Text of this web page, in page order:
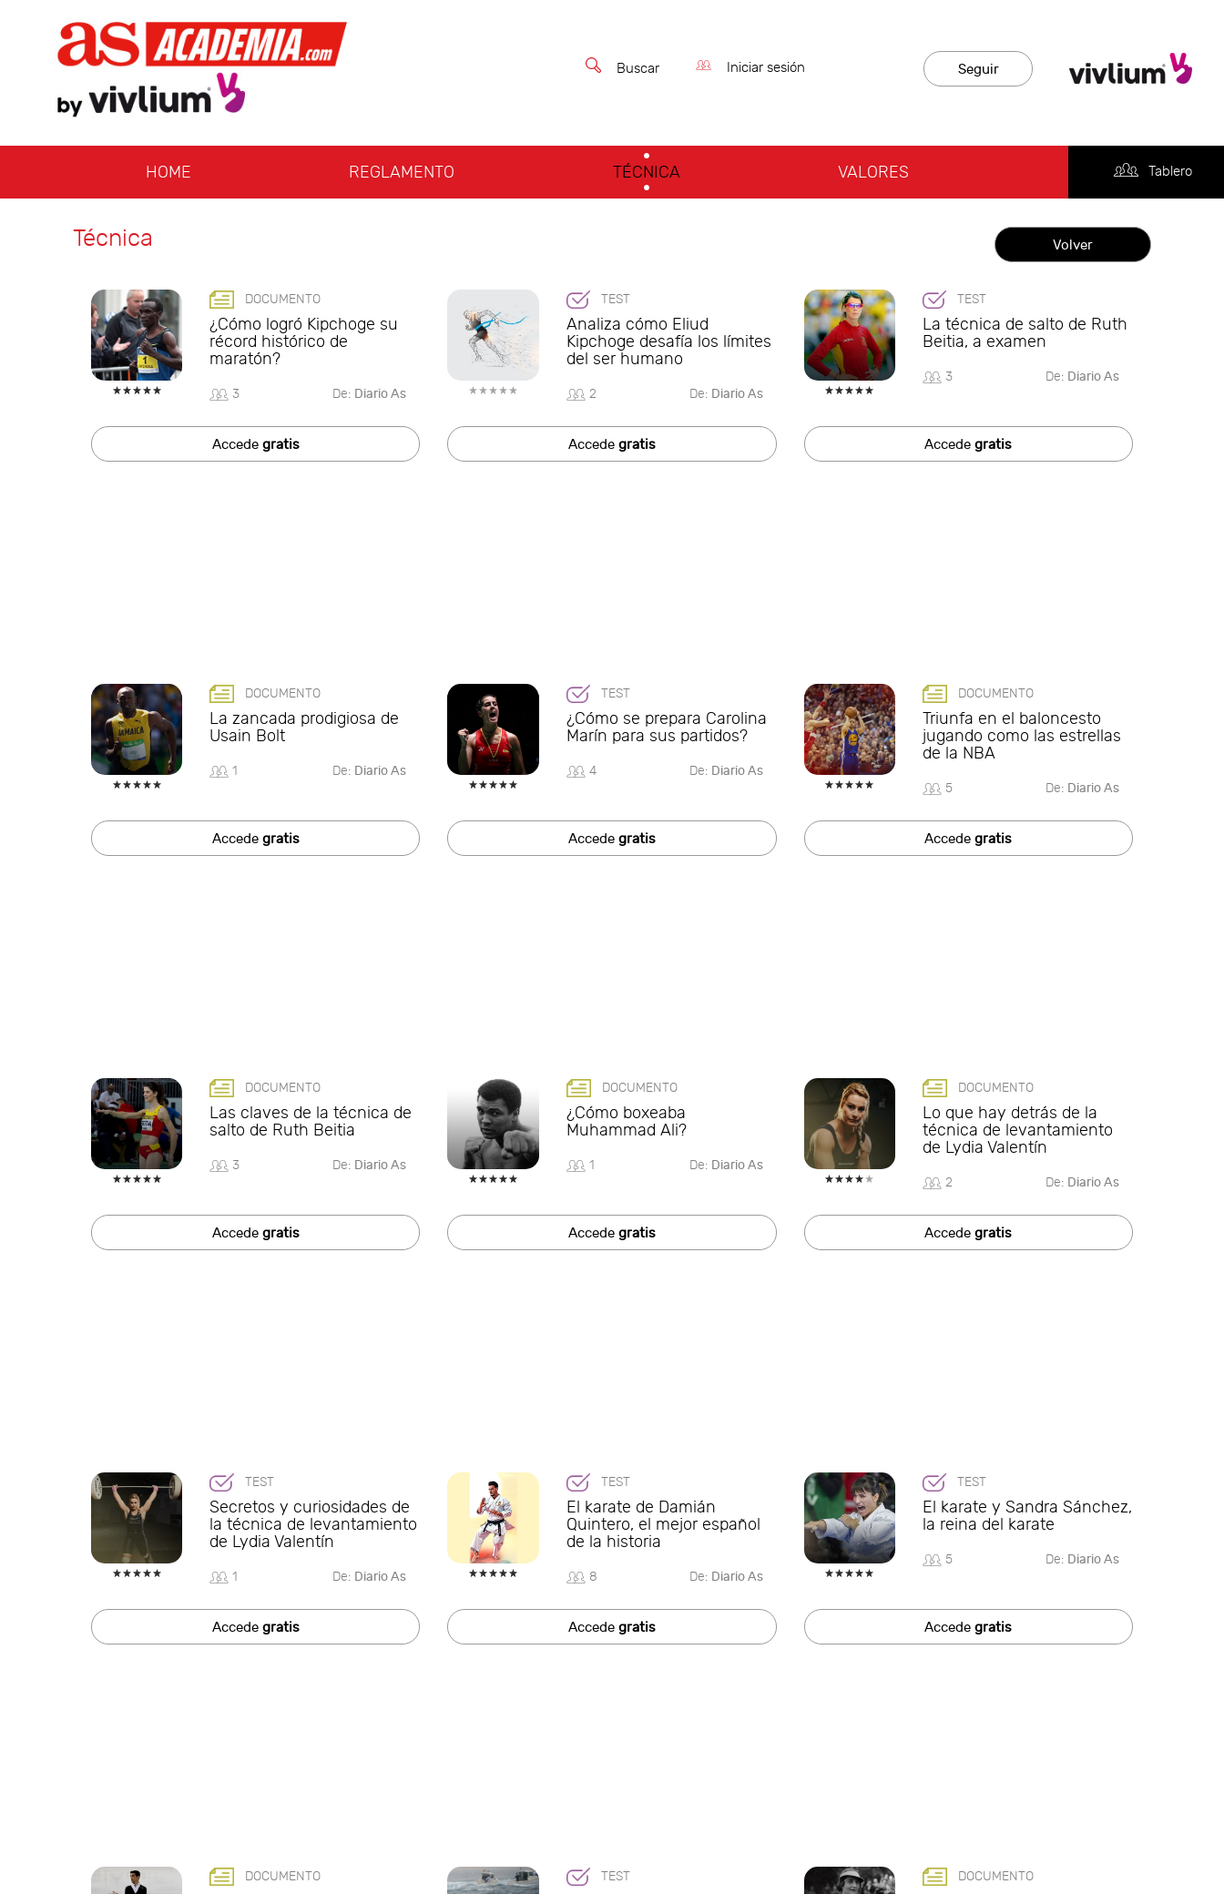
Buscar Iniciar sesión Seguir
HOME REGLAMENTO TÉCNICA VALORES Tablero
Técnica Volver
DOCUMENTO
¿Cómo logró Kipchoge su
récord histórico de
maratón?
3 De: Diario As
Accede gratis
TEST
Analiza cómo Eliud
Kipchoge desafía los límites
del ser humano
2 De: Diario As
Accede gratis
TEST
La técnica de salto de Ruth
Beitia, a examen
3 De: Diario As
Accedegratis
DOCUMENTO
La zancada prodigiosa de
Usain Bolt
1 De: Diario As
Accede gratis
TEST
¿Cómo se prepara Carolina
Marín para sus partidos?
4 De: Diario As
Accede gratis
DOCUMENTO
Triunfa en el baloncesto
jugando como las estrellas
de la NBA
5 De: Diario As
Accedegratis
DOCUMENTO
Las claves de la técnica de
salto de Ruth Beitia
3 De: Diario As
Accede gratis
DOCUMENTO
¿Cómo boxeaba
Muhammad Ali?
1 De: Diario As
Accede gratis
DOCUMENTO
Lo que hay detrás de la
técnica de levantamiento
de Lydia Valentín
2 De: Diario As
Accedegratis
TEST
Secretos y curiosidades de
la técnica de levantamiento
de Lydia Valentín
1 De: Diario As
Accede gratis
TEST
El karate de Damián
Quintero, el mejor español
de la historia
8 De: Diario As
Accede gratis
TEST
El karate y Sandra Sánchez,
la reina del karate
5 De: Diario As
Accedegratis
DOCUMENTO TEST DOCUMENTO